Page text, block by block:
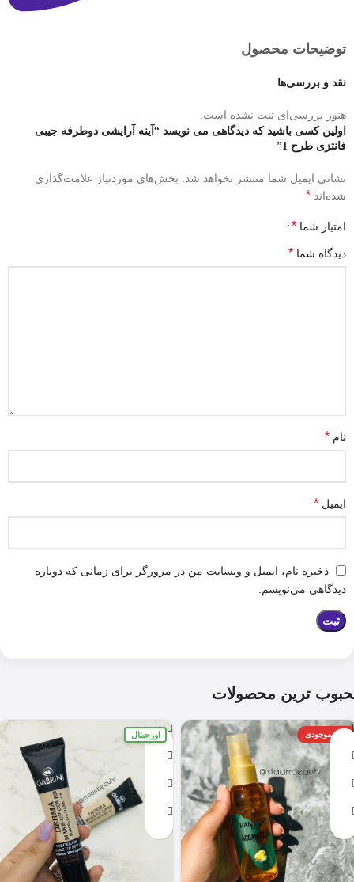
توضیحات محصول
نقد و بررسی‌ها
هنوز بررسی‌ای ثبت نشده است.
اولین کسی باشید که دیدگاهی می نویسد “آینه آرایشی دوطرفه جیبی
فانتزی طرح 1”
نشانی ایمیل شما منتشر نخواهد شد.
بخش‌های موردنیاز علامت‌گذاری
شده‌اند *
امتیاز شما *
دیدگاه شما *
نام *
ایمیل *
ذخیره نام، ایمیل و وبسایت من در مرورگر برای زمانی که دوباره
دیدگاهی می‌نویسم.
ترین محصولات
اتمام موجودی اورجینال